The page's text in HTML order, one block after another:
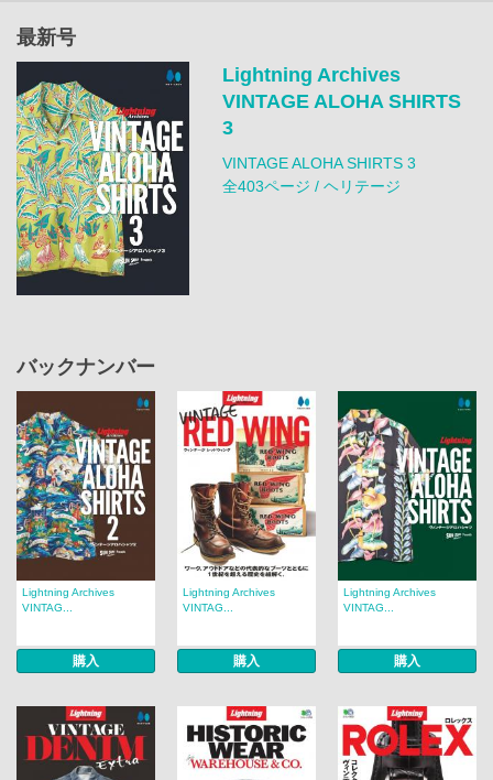
最新号
Lightning Archives
VINTAGE ALOHA SHIRTS
3
VINTAGE ALOHA SHIRTS 3
全403ページ / ヘリテージ
バックナンバー
Lightning Archives
VINTAG...
購入
Lightning Archives
VINTAG...
購入
Lightning Archives
VINTAG...
購入